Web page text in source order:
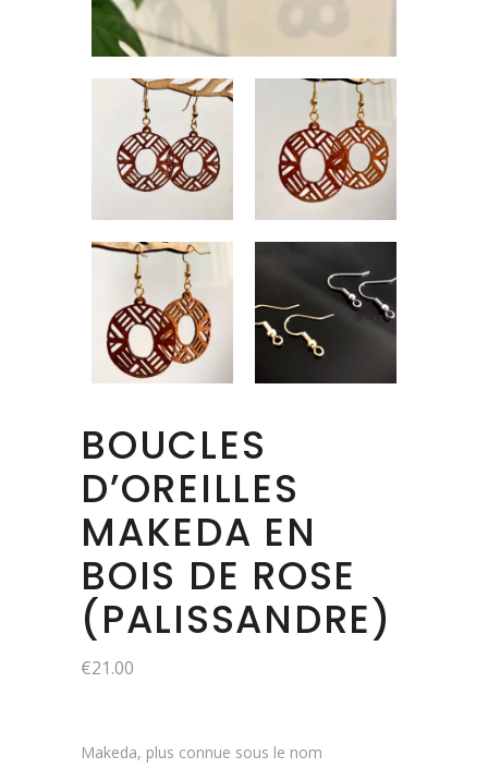
BOUCLES
D’OREILLES
MAKEDA EN
BOIS DE ROSE
(PALISSANDRE)
€21.00
Makeda, plus connue sous le nom